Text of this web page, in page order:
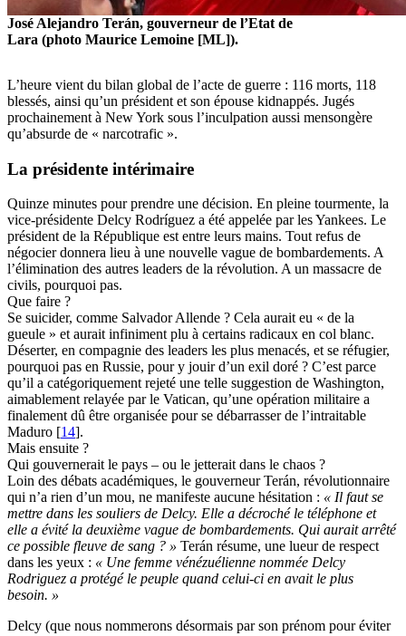
José Alejandro Terán, gouverneur de l’Etat de
Lara (photo Maurice Lemoine [ML]).
L’heure vient du bilan global de l’acte de guerre : 116 morts, 118
blessés, ainsi qu’un président et son épouse kidnappés. Jugés
prochainement à New York sous l’inculpation aussi mensongère
qu’absurde de « narcotrafic ».
La présidente intérimaire
Quinze minutes pour prendre une décision. En pleine tourmente, la
vice-présidente Delcy Rodríguez a été appelée par les Yankees. Le
président de la République est entre leurs mains. Tout refus de
négocier donnera lieu à une nouvelle vague de bombardements. A
l’élimination des autres leaders de la révolution. A un massacre de
civils, pourquoi pas.
Que faire ?
Se suicider, comme Salvador Allende ? Cela aurait eu « de la
gueule » et aurait infiniment plu à certains radicaux en col blanc.
Déserter, en compagnie des leaders les plus menacés, et se réfugier,
pourquoi pas en Russie, pour y jouir d’un exil doré ? C’est parce
qu’il a catégoriquement rejeté une telle suggestion de Washington,
aimablement relayée par le Vatican, qu’une opération militaire a
finalement dû être organisée pour se débarrasser de l’intraitable
Maduro [14].
Mais ensuite ?
Qui gouvernerait le pays – ou le jetterait dans le chaos ?
Loin des débats académiques, le gouverneur Terán, révolutionnaire
qui n’a rien d’un mou, ne manifeste aucune hésitation : « Il faut se
mettre dans les souliers de Delcy. Elle a décroché le téléphone et
elle a évité la deuxième vague de bombardements. Qui aurait arrêté
ce possible fleuve de sang ? » Terán résume, une lueur de respect
dans les yeux : « Une femme vénézuélienne nommée Delcy
Rodriguez a protégé le peuple quand celui-ci en avait le plus
besoin. »
Delcy (que nous nommerons désormais par son prénom pour éviter